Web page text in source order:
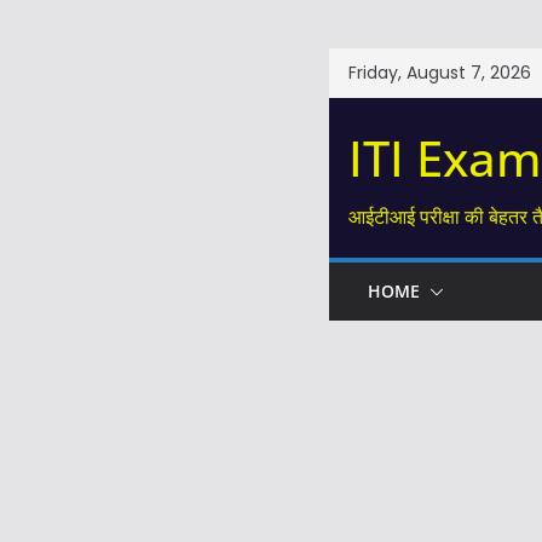
Skip
to
Friday, August 7, 2026
ITI Exam
आईटीआई परीक्षा की बेहतर
HOME